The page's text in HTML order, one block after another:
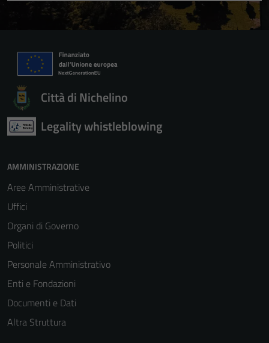
Città di Nichelino
Legality whistleblowing
AMMINISTRAZIONE
Aree Amministrative
Uffici
Organi di Governo
Politici
Personale Amministrativo
Enti e Fondazioni
Documenti e Dati
Altra Struttura